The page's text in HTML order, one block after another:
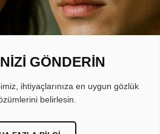
GÖNDERİN
ihtiyaçlarınıza en uygun gözlük
belirlesin.